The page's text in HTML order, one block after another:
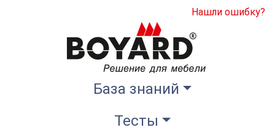
База знаний
Тесты
Нашли ошибку?